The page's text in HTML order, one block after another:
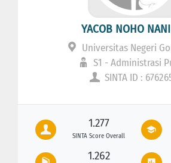
YACOB NOHO NANI
Universitas Negeri
S1 - Administrasi
SINTA ID :
1.277
SINTA Score Overall
1.262